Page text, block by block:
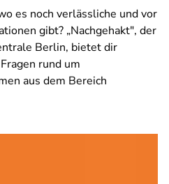
es noch verlässliche und vor
gibt? „Nachgehakt", der
Berlin, bietet dir
rund um
aus dem Bereich